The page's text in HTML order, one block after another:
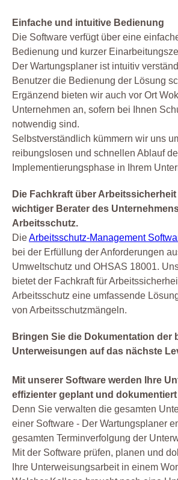
Einfache und intuitive Bedienung
Die Software verfügt über eine
Bedienung und kurzer
Der Wartungsplaner ist intuitiv
Benutzer die Bedienung der Lösung
Ergänzend bieten wir auch vor Ort
Unternehmen an, sofern bei Ihnen
notwendig sind.
Selbstverständlich kümmern wir uns
reibungslosen und schnellen Ablauf
Implementierungsphase in Ihrem
Die Fachkraft über Arbeitssicherheit
wichtiger Berater des
Arbeitsschutz.
DieArbeitsschutz-Management
bei der Erfüllung der Anforderungen
Umweltschutz und OHSAS 18001.
bietet der Fachkraft für
Arbeitsschutz eine umfassende
von Arbeitsschutzmängeln.
Bringen Sie die Dokumentation der
Unterweisungen auf das nächste
Mit unserer Software werden Ihre
effizienter geplant und dokumentiert
Denn Sie verwalten die gesamten
einer Software - Der Wartungsplaner
gesamten Terminverfolgung der
Mit der Software prüfen, planen und
Ihre Unterweisungsarbeit in einem